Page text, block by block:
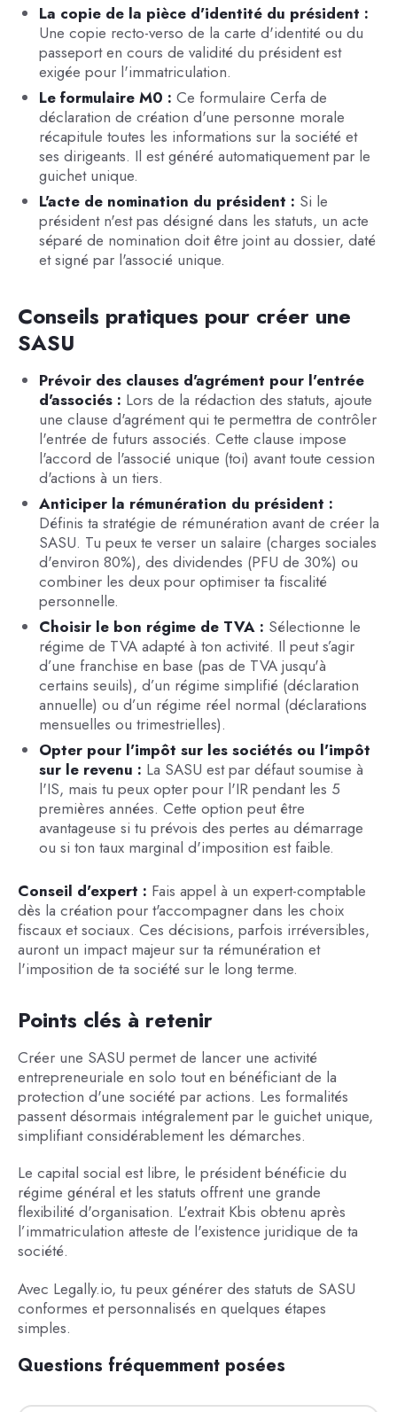
La copie de la pièce d'identité du président :
Une copie recto-verso de la carte d'identité ou du
passeport en cours de validité du président est
exigée pour l'immatriculation.
Le formulaire M0 : Ce formulaire Cerfa de
déclaration de création d'une personne morale
récapitule toutes les informations sur la société et
ses dirigeants. Il est généré automatiquement par le
guichet unique.
L'acte de nomination du président : Si le
président n'est pas désigné dans les statuts, un acte
séparé de nomination doit être joint au dossier, daté
et signé par l'associé unique.
Conseils pratiques pour créer une
SASU
Prévoir des clauses d'agrément pour l'entrée
d'associés : Lors de la rédaction des statuts, ajoute
une clause d'agrément qui te permettra de contrôler
l'entrée de futurs associés. Cette clause impose
l'accord de l'associé unique (toi) avant toute cession
d'actions à un tiers.
Anticiper la rémunération du président :
Définis ta stratégie de rémunération avant de créer la
SASU. Tu peux te verser un salaire (charges sociales
d'environ 80%), des dividendes (PFU de 30%) ou
combiner les deux pour optimiser ta fiscalité
personnelle.
Choisir le bon régime de TVA : Sélectionne le
régime de TVA adapté à ton activité. Il peut s’agir
d’une franchise en base (pas de TVA jusqu'à
certains seuils), d’un régime simplifié (déclaration
annuelle) ou d’un régime réel normal (déclarations
mensuelles ou trimestrielles).
Opter pour l'impôt sur les sociétés ou l'impôt
sur le revenu : La SASU est par défaut soumise à
l'IS, mais tu peux opter pour l'IR pendant les 5
premières années. Cette option peut être
avantageuse si tu prévois des pertes au démarrage
ou si ton taux marginal d'imposition est faible.
Conseil d'expert : Fais appel à un expert-comptable
dès la création pour t'accompagner dans les choix
fiscaux et sociaux. Ces décisions, parfois irréversibles,
auront un impact majeur sur ta rémunération et
l'imposition de ta société sur le long terme.
Points clés à retenir
Créer une SASU permet de lancer une activité
entrepreneuriale en solo tout en bénéficiant de la
protection d'une société par actions. Les formalités
passent désormais intégralement par le guichet unique,
simplifiant considérablement les démarches.
Le capital social est libre, le président bénéficie du
régime général et les statuts offrent une grande
flexibilité d'organisation. L'extrait Kbis obtenu après
l’immatriculation atteste de l'existence juridique de ta
société.
Avec Legally.io, tu peux générer des statuts de SASU
conformes et personnalisés en quelques étapes
simples.
Questions fréquemment posées